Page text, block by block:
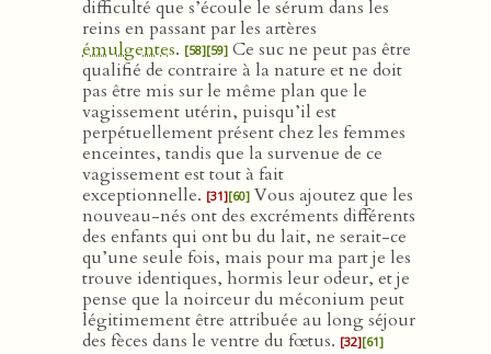
difficulté que s’écoule le sérum dans les
reins en passant par les artères
émulgentes. [58][59] Ce suc ne peut pas être
qualifié de contraire à la nature et ne doit
pas être mis sur le même plan que le
vagissement utérin, puisqu’il est
perpétuellement présent chez les femmes
enceintes, tandis que la survenue de ce
vagissement est tout à fait
exceptionnelle. [31][60] Vous ajoutez que les
nouveau-nés ont des excréments différents
des enfants qui ont bu du lait, ne serait-ce
qu’une seule fois, mais pour ma part je les
trouve identiques, hormis leur odeur, et je
pense que la noirceur du méconium peut
légitimement être attribuée au long séjour
des fèces dans le ventre du fœtus. [32][61]